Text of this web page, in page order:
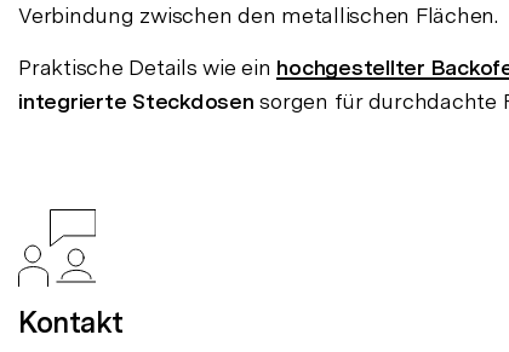
Verbindung zwischen den metallischen Flächen.
Praktische Details wie ein hochgestellter
integrierte Steckdosen sorgen für durchdachte
Kontakt